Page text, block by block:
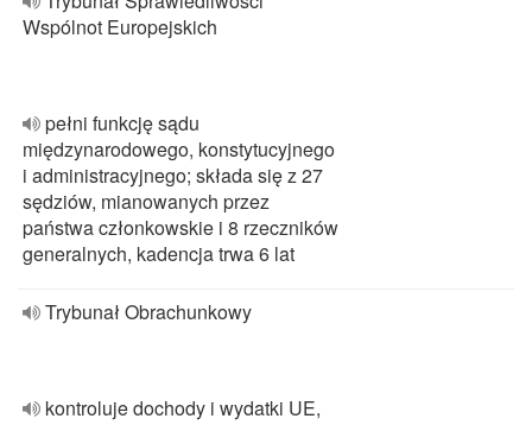
Wspólnot Europejskich
pełni funkcję sądu
międzynarodowego, konstytucyjnego
i administracyjnego; składa się z 27
sędziów, mianowanych przez
państwa członkowskie i 8 rzeczników
generalnych, kadencja trwa 6 lat
Trybunał Obrachunkowy
kontroluje dochody i wydatki UE,